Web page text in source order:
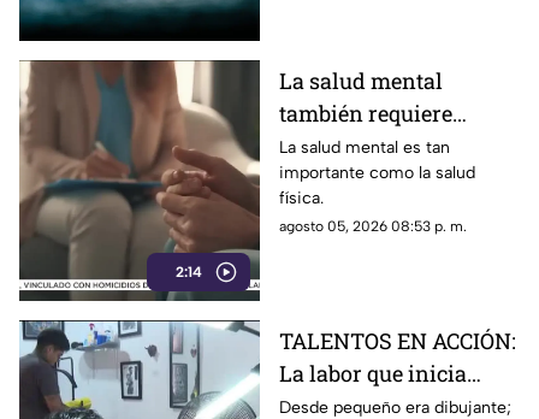
2:14
La salud mental
también requiere
atención
La salud mental es tan
importante como la salud
física.
agosto 05, 2026 08:53 p. m.
TALENTOS EN ACCIÓN:
La labor que inicia
desde la creatividad
Desde pequeño era dibujante;